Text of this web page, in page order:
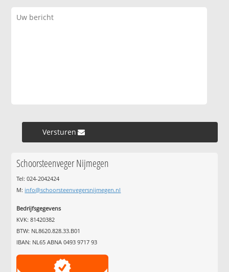
Versturen »
Schoorsteenveger Nijmegen
Tel: 024-2042424
M: info@schoorsteenvegersnijmegen.nl
Bedrijfsgegevens
KVK: 81420382
BTW: NL8620.828.33.B01
IBAN: NL65 ABNA 0493 9717 93